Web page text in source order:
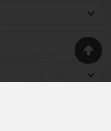


